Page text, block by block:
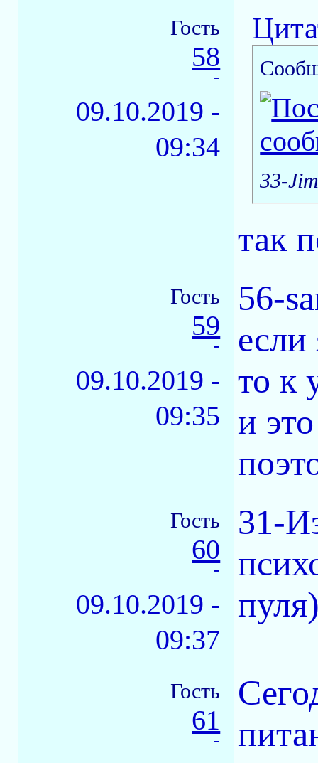
Гость
58
-
09.10.2019 -
09:34
33-
так
Гость
59
-
09.10.2019 -
09:35
56-
то к
и
Гость
60
-
09.10.2019 -
09:37
31-
Гость
61
-